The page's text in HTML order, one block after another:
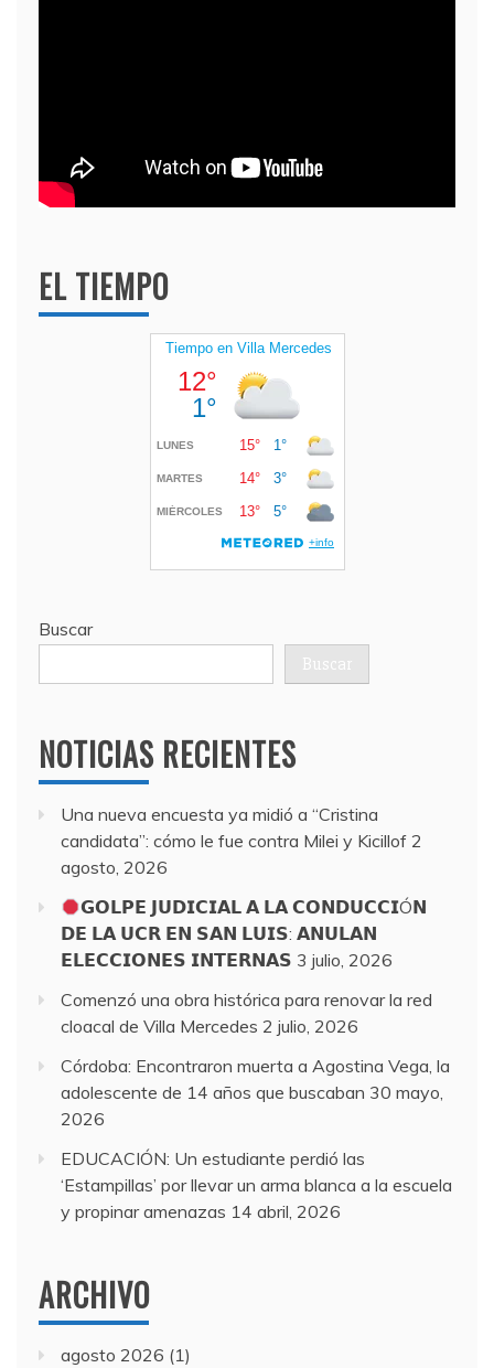
EL TIEMPO
Buscar
Buscar
NOTICIAS RECIENTES
Una nueva encuesta ya midió a “Cristina
candidata”: cómo le fue contra Milei y Kicillof 2
agosto, 2026
𝗚𝗢𝗟𝗣𝗘 𝗝𝗨𝗗𝗜𝗖𝗜𝗔𝗟 𝗔 𝗟𝗔 𝗖𝗢𝗡𝗗𝗨𝗖𝗖𝗜Ó𝗡
𝗗𝗘 𝗟𝗔 𝗨𝗖𝗥 𝗘𝗡 𝗦𝗔𝗡 𝗟𝗨𝗜𝗦: 𝗔𝗡𝗨𝗟𝗔𝗡
𝗘𝗟𝗘𝗖𝗖𝗜𝗢𝗡𝗘𝗦 𝗜𝗡𝗧𝗘𝗥𝗡𝗔𝗦 3 julio, 2026
Comenzó una obra histórica para renovar la red
cloacal de Villa Mercedes 2 julio, 2026
Córdoba: Encontraron muerta a Agostina Vega, la
adolescente de 14 años que buscaban 30 mayo,
2026
EDUCACIÓN: Un estudiante perdió las
‘Estampillas’ por llevar un arma blanca a la escuela
y propinar amenazas 14 abril, 2026
ARCHIVO
agosto 2026 (1)